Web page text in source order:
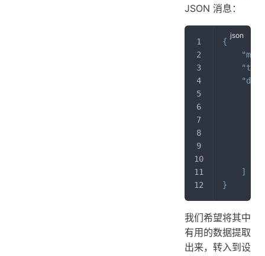
JSON 消息：
{
"ts"
]
}
我们希望将其中
有用的数据提取
出来，转入到设